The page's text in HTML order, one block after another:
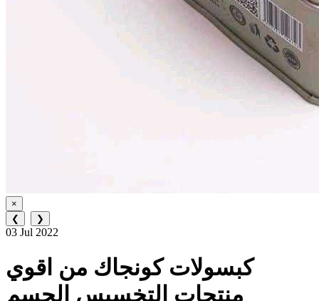
×
❮
❯
03 Jul 2022
كبسولات كونجاك من اقوي
منتجات التخسيس الجسم